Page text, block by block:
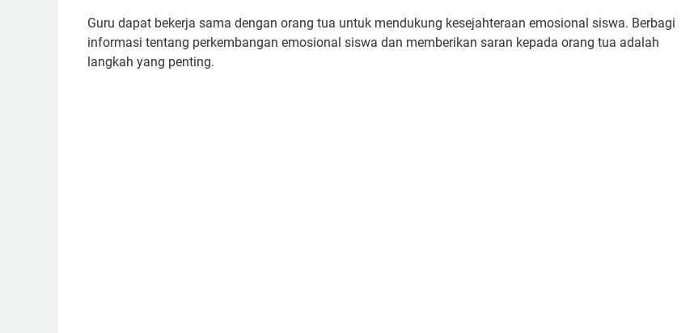
Guru dapat bekerja sama dengan orang tua untuk mendukung kesejahteraan emosional siswa. Berbagi
informasi tentang perkembangan emosional siswa dan memberikan saran kepada orang tua adalah
langkah yang penting.